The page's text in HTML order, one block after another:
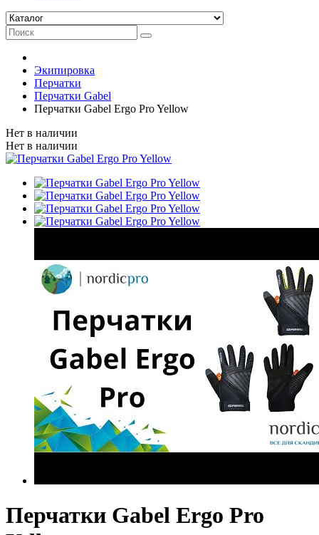
Экипировка
Перчатки
Перчатки Gabel
Перчатки Gabel Ergo Pro Yellow
Нет в наличии
Нет в наличии
Перчатки Gabel Ergo Pro